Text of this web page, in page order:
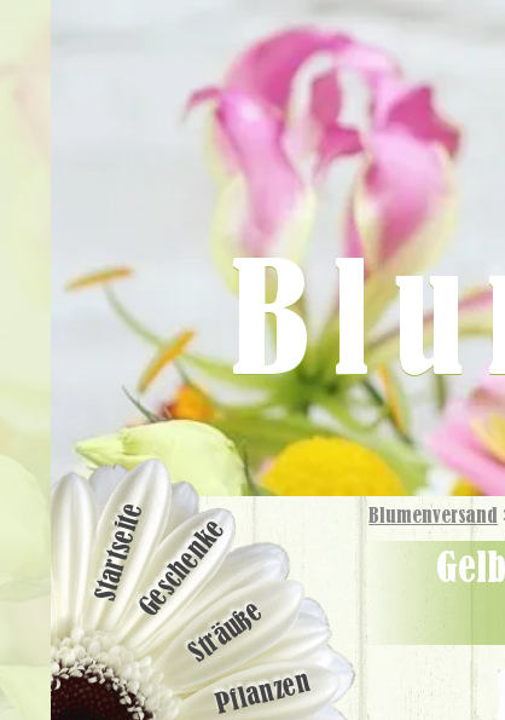
Blumenversand
Gelben Blumenstrauß der Macht zwei (35 Stämme) - Blumenlieferung
StartseiteGeschenke
Sträuße
Pflanzen